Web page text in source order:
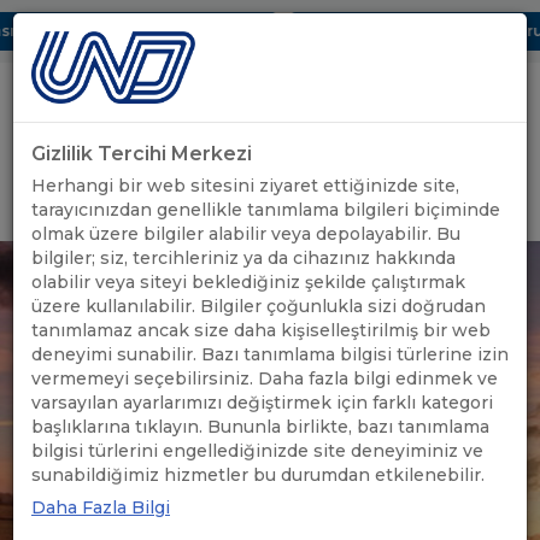
Dijital UBAK Bölümü Hakkında UND, Yunanistan Vize
Uluslararası Nakliyeciler Derneği
GİRİŞ YAP
Gizlilik Tercihi Merkezi
Herhangi bir web sitesini ziyaret ettiğinizde site,
tarayıcınızdan genellikle tanımlama bilgileri biçiminde
olmak üzere bilgiler alabilir veya depolayabilir. Bu
bilgiler; siz, tercihleriniz ya da cihazınız hakkında
olabilir veya siteyi beklediğiniz şekilde çalıştırmak
üzere kullanılabilir. Bilgiler çoğunlukla sizi doğrudan
tanımlamaz ancak size daha kişiselleştirilmiş bir web
deneyimi sunabilir. Bazı tanımlama bilgisi türlerine izin
vermemeyi seçebilirsiniz. Daha fazla bilgi edinmek ve
varsayılan ayarlarımızı değiştirmek için farklı kategori
başlıklarına tıklayın. Bununla birlikte, bazı tanımlama
bilgisi türlerini engellediğinizde site deneyiminiz ve
sunabildiğimiz hizmetler bu durumdan etkilenebilir.
Daha Fazla Bilgi